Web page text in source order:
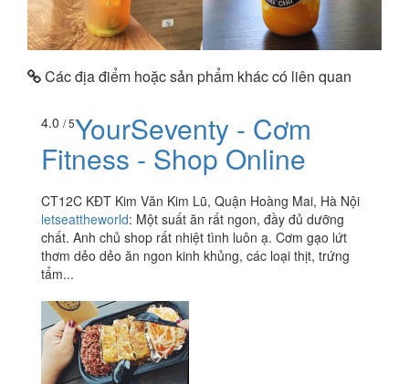
Các địa điểm hoặc sản phẩm khác có liên quan
4.0 / 5YourSeventy - Cơm
Fitness - Shop Online
CT12C KĐT Kim Văn Kim Lũ, Quận Hoàng Mai, Hà Nội
letseattheworld: Một suất ăn rất ngon, đầy đủ dưỡng
chất. Anh chủ shop rất nhiệt tình luôn ạ. Cơm gạo lứt
thơm dẻo dẻo ăn ngon kinh khủng, các loại thịt, trứng
tẩm...